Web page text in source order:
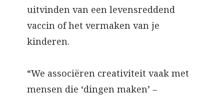
uitvinden van een levensreddend
vaccin of het vermaken van je
kinderen.
“We associëren creativiteit vaak met
mensen die ‘dingen maken’ –